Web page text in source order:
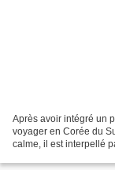
Après avoir intégré un
voyager en Corée du
calme, il est interpellé